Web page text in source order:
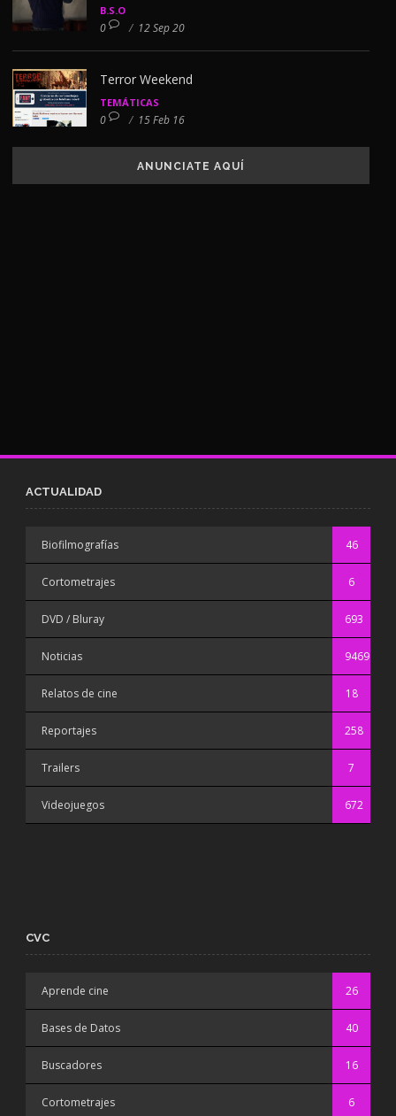
B.S.O
0 / 12 Sep 20
Terror Weekend
TEMÁTICAS
0 / 15 Feb 16
ANUNCIATE AQUÍ
ACTUALIDAD
Biofilmografías 46
Cortometrajes 6
DVD / Bluray 693
Noticias 9469
Relatos de cine 18
Reportajes 258
Trailers 7
Videojuegos 672
CVC
Aprende cine 26
Bases de Datos 40
Buscadores 16
Cortometrajes 6